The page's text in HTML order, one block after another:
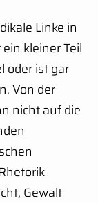
Linke in
kleiner Teil
oder ist gar
Von der
nicht auf die
Gewalt